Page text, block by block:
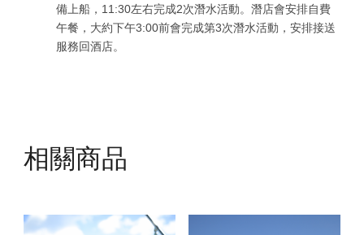
備上船，11:30左右完成2次潛水活動。潛店會安排自費
午餐，大約下午3:00前會完成第3次潛水活動，安排接送
服務回酒店。
相關商品